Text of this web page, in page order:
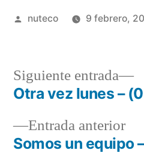
Publicada
nuteco 9 febrero,
Navegación
deEntrada anterior
Somos un equipo
Siguiente entrada
Otra vez lunes –